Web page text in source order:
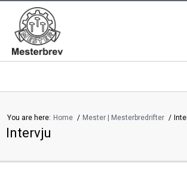
Mesterbrevnemnda
You are here: Home Mester | Mesterbredrifter
Intervju